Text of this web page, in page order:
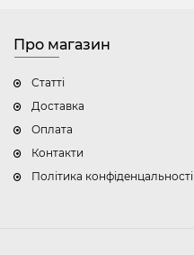
Про магазин
Статті
Доставка
Оплата
Контакти
Політика конфіденцальності